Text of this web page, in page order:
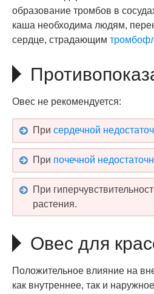
образование тромбов в
каша необходима людям,
сердце, страдающим
Овес не рекомендуется:
При сердечной
При почечной
При
растения.
Овес для
Положительное влияние на
как внутреннее, так и